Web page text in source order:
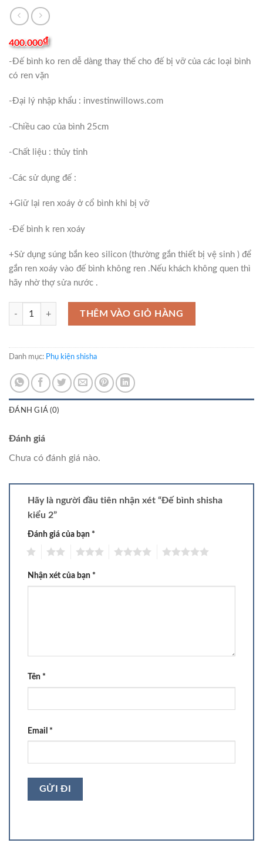
400.000₫
-Đế bình ko ren dễ dàng thay thế cho đế bị vỡ của các loại bình
có ren vặn
-Đại lý nhập khẩu : investinwillows.com
-Chiều cao của bình 25cm
-Chất liệu : thủy tinh
-Các sử dụng đế :
+Giữ lại ren xoáy ở cổ bình khi bị vỡ
-Đế bình k ren xoáy
+Sử dụng súng bắn keo silicon (thường gắn thiết bị vệ sinh ) để
gắn ren xoáy vào đế bình không ren .Nếu khách không quen thì
hãy nhờ thợ sửa nước .
Đế bình shisha kiểu 2 số lượng
THÊM VÀO GIỎ HÀNG
Danh mục: Phụ kiện shisha
ĐÁNH GIÁ (0)
Đánh giá
Chưa có đánh giá nào.
Hãy là người đầu tiên nhận xét “Đế bình shisha
kiểu 2”
Đánh giá của bạn *
Nhận xét của bạn *
Tên *
Email *